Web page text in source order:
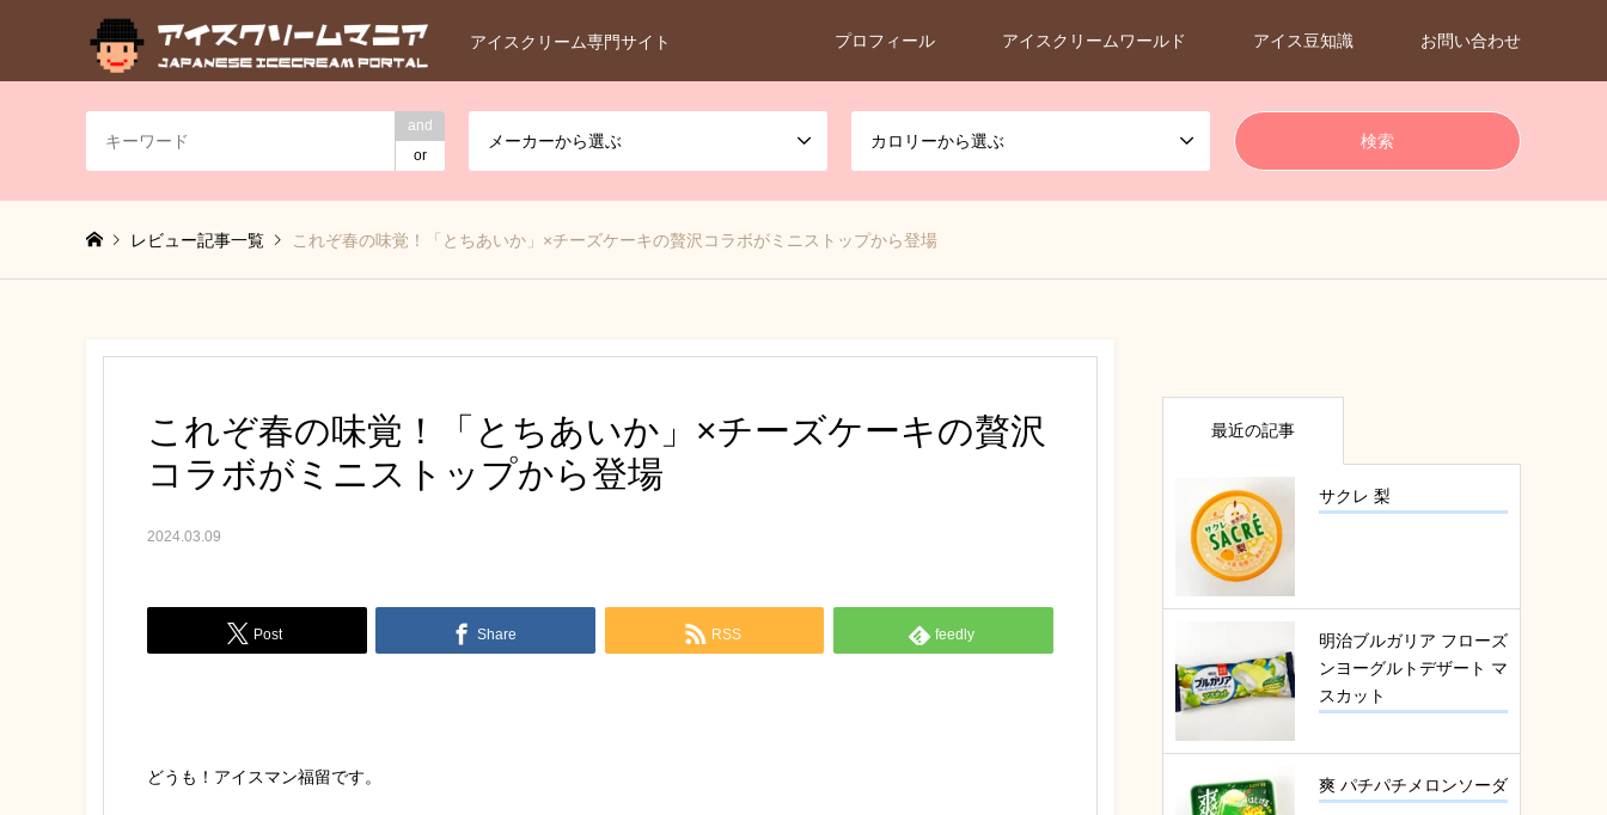
アイスクリーム専門サイト プロフィール アイスクリームワールド アイス豆知識 お問い合わせ
and
or
メーカーから選ぶ カロリーから選ぶ
レビュー記事一覧 これぞ春の味覚！「とちあいか」×チーズケーキの贅沢コラボがミニストップから登場
これぞ春の味覚！「とちあいか」×チーズケーキの贅沢
コラボがミニストップから登場
2024.03.09
Post Share RSS feedly
どうも！アイスマン福留です。
最近の記事
サクレ 梨
明治ブルガリア フローズ
ンヨーグルトデザート マ
スカット
爽 パチパチメロンソーダ